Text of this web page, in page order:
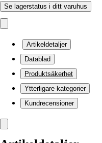
Se lagerstatus i ditt varuhus
Artikeldetaljer
Datablad
Produktsäkerhet
Ytterligare kategorier
Kundrecensioner